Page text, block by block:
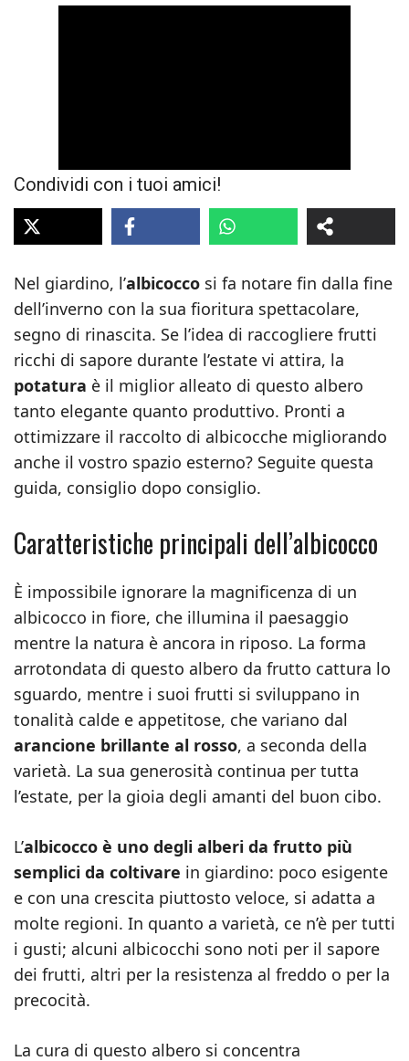
Condividi con i tuoi amici!
Nel giardino, l’albicocco si fa notare fin dalla fine
dell’inverno con la sua fioritura spettacolare,
segno di rinascita. Se l’idea di raccogliere frutti
ricchi di sapore durante l’estate vi attira, la
potatura è il miglior alleato di questo albero
tanto elegante quanto produttivo. Pronti a
ottimizzare il raccolto di albicocche migliorando
anche il vostro spazio esterno? Seguite questa
guida, consiglio dopo consiglio.
Caratteristiche principali dell’albicocco
È impossibile ignorare la magnificenza di un
albicocco in fiore, che illumina il paesaggio
mentre la natura è ancora in riposo. La forma
arrotondata di questo albero da frutto cattura lo
sguardo, mentre i suoi frutti si sviluppano in
tonalità calde e appetitose, che variano dal
arancione brillante al rosso, a seconda della
varietà. La sua generosità continua per tutta
l’estate, per la gioia degli amanti del buon cibo.
L’albicocco è uno degli alberi da frutto più
semplici da coltivare in giardino: poco esigente
e con una crescita piuttosto veloce, si adatta a
molte regioni. In quanto a varietà, ce n’è per tutti
i gusti; alcuni albicocchi sono noti per il sapore
dei frutti, altri per la resistenza al freddo o per la
precocità.
La cura di questo albero si concentra